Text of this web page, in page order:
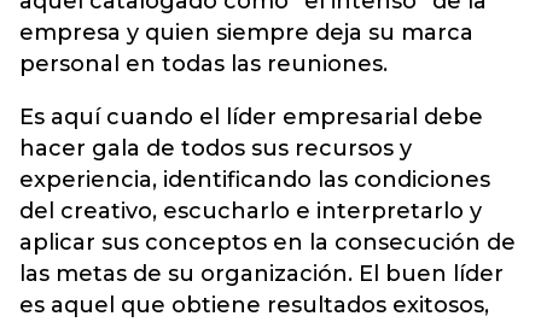
empresa y quien siempre deja su marca
personal en todas las reuniones.
Es aquí cuando el líder empresarial debe
hacer gala de todos sus recursos y
experiencia, identificando las condiciones
del creativo, escucharlo e interpretarlo y
aplicar sus conceptos en la consecución de
las metas de su organización. El buen líder
es aquel que obtiene resultados exitosos,